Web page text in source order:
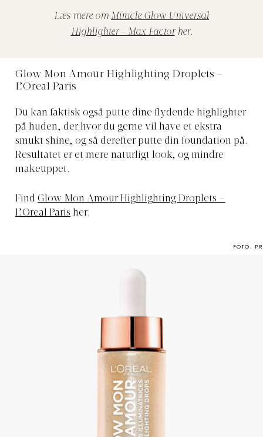
Læs mere om Miracle Glow Universal
Highlighter - Max Factorher.
Glow Mon Amour Highlighting Droplets –
L’Oreal Paris
Du kan faktisk også putte dine flydende highlighter
på huden, der hvor du gerne vil have et ekstra
smukt shine, og så derefter putte din foundation på.
Resultatet er et mere naturligt look, og mindre
makeuppet.
Find Glow Mon Amour Highlighting Droplets –
L’Oreal Paris her.
FOTO: PR